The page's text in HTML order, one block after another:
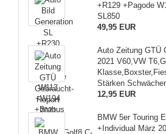
+R129 +Pagode
SL850
49,95 EUR
Auto Zeitung GTÜ
2021 V60,VW
Stärken
12,95 EUR
BMW 5er Touring
+Individual März